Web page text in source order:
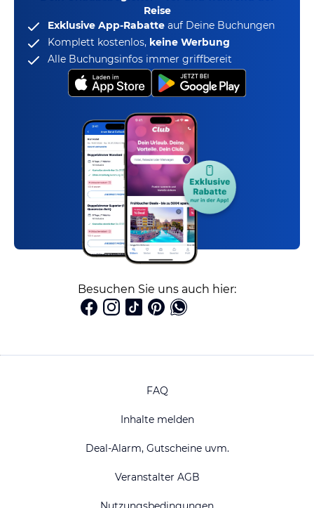
Reise
Exklusive App-Rabatte auf Deine Buchungen
Komplett kostenlos, keine Werbung
Alle Buchungsinfos immer griffbereit
Besuchen Sie uns auch hier:
FAQ
Inhalte melden
Deal-Alarm, Gutscheine uvm.
Veranstalter AGB